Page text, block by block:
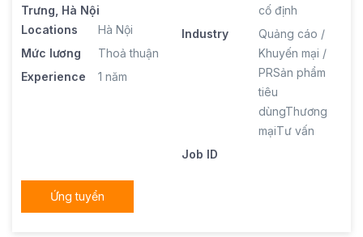
Trưng, Hà Nội
Locations
Hà Nội
Mức lương
Thoả thuận
Experience
1 năm
cố định
Industry
Quảng cáo /
Khuyến mại /
PRSản phẩm
tiêu
dùngThương
mạiTư vấn
Job ID
Ứng tuyển